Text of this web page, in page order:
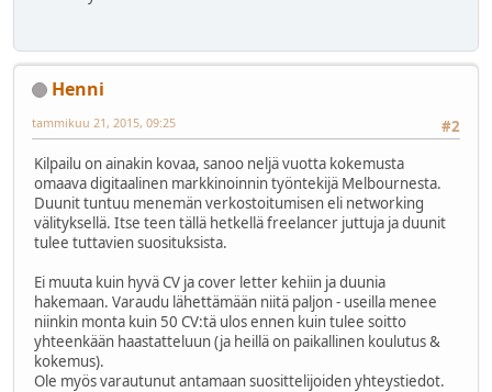
Henni
#2
tammikuu 21, 2015, 09:25
Kilpailu on ainakin kovaa, sanoo neljä vuotta kokemusta
omaava digitaalinen markkinoinnin työntekijä Melbournesta.
Duunit tuntuu menemän verkostoitumisen eli networking
välityksellä. Itse teen tällä hetkellä freelancer juttuja ja duunit
tulee tuttavien suosituksista.
Ei muuta kuin hyvä CV ja cover letter kehiin ja duunia
hakemaan. Varaudu lähettämään niitä paljon - useilla menee
niinkin monta kuin 50 CV:tä ulos ennen kuin tulee soitto
yhteenkään haastatteluun (ja heillä on paikallinen koulutus &
kokemus).
Ole myös varautunut antamaan suosittelijoiden yhteystiedot.